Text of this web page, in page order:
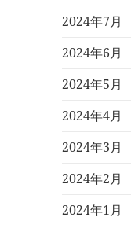
2024年7月
2024年6月
2024年5月
2024年4月
2024年3月
2024年2月
2024年1月